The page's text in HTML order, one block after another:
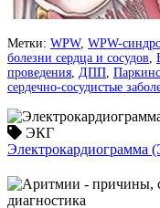
Метки: WPW, WPW-
болезни сердца и сосудов,
проведения, ДПП,
сердечно-сосудистые
ЭКГ
Электрокардиограмма